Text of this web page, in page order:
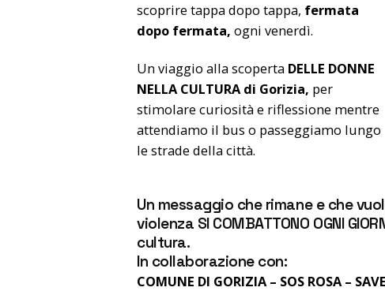
scoprire tappa dopo tappa, fermata
dopo fermata, ogni venerdì.
Un viaggio alla scoperta DELLE DONNE
NELLA CULTURA di Gorizia, per
stimolare curiosità e riflessione mentre
attendiamo il bus o passeggiamo lungo
le strade della città.
Un messaggio che rimane e che
violenza SI COMBATTONO OGNI
cultura.
In collaborazione con:
COMUNE DI GORIZIA – SOS ROSA –